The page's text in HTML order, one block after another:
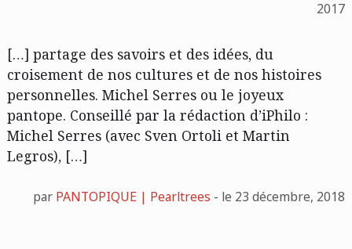
2017
[…] partage des savoirs et des idées, du
croisement de nos cultures et de nos histoires
personnelles. Michel Serres ou le joyeux
pantope. Conseillé par la rédaction d’iPhilo :
Michel Serres (avec Sven Ortoli et Martin
Legros), […]
par PANTOPIQUE | Pearltrees - le 23 décembre, 2018